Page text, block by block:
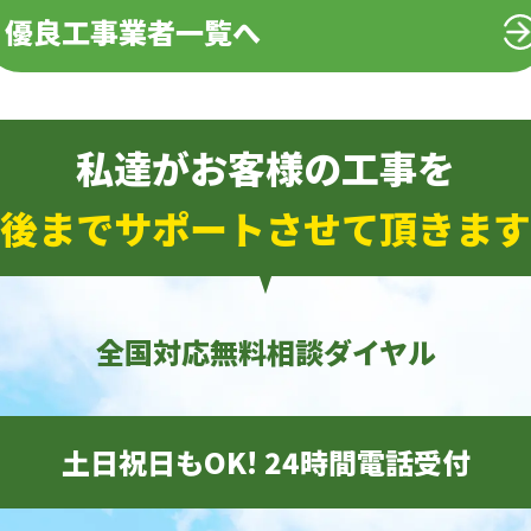
優良工事業者一覧へ
私達がお客様の工事を
までサポートさせて頂きま
全国対応無料相談ダイヤル
土日祝日もOK! 24時間電話受付